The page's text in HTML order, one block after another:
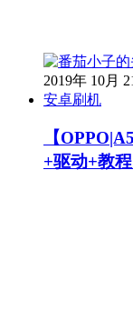
2019年 10月
安卓刷机
【
+驱动+教